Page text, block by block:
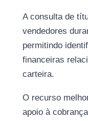
A consulta de
vendedores
permitindo
financeiras
carteira.
O recurso
apoio à